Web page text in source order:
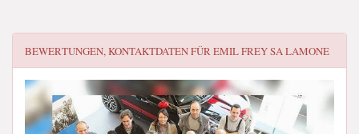
BEWERTUNGEN, KONTAKTDATEN FÜREMIL FREY SA LAMONE